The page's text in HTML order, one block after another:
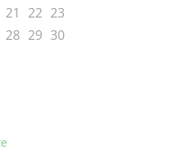
21 22 23
28 29 30